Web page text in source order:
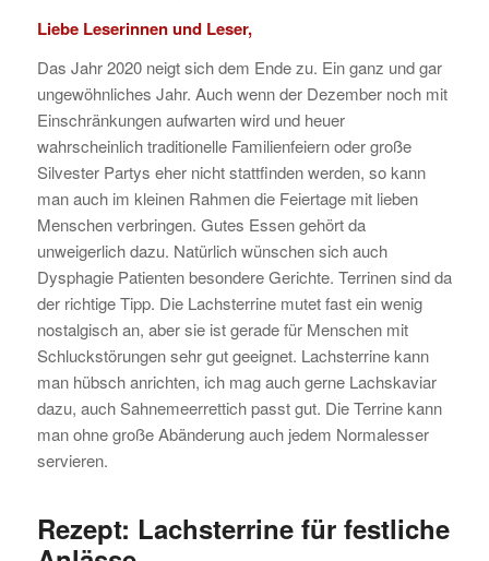
Liebe Leserinnen und Leser,
Das Jahr 2020 neigt sich dem Ende zu. Ein ganz und gar
ungewöhnliches Jahr. Auch wenn der Dezember noch mit
Einschränkungen aufwarten wird und heuer
wahrscheinlich traditionelle Familienfeiern oder große
Silvester Partys eher nicht stattfinden werden, so kann
man auch im kleinen Rahmen die Feiertage mit lieben
Menschen verbringen. Gutes Essen gehört da
unweigerlich dazu. Natürlich wünschen sich auch
Dysphagie Patienten besondere Gerichte. Terrinen sind da
der richtige Tipp. Die Lachsterrine mutet fast ein wenig
nostalgisch an, aber sie ist gerade für Menschen mit
Schluckstörungen sehr gut geeignet. Lachsterrine kann
man hübsch anrichten, ich mag auch gerne Lachskaviar
dazu, auch Sahnemeerrettich passt gut. Die Terrine kann
man ohne große Abänderung auch jedem Normalesser
servieren.
Rezept: Lachsterrine für festliche